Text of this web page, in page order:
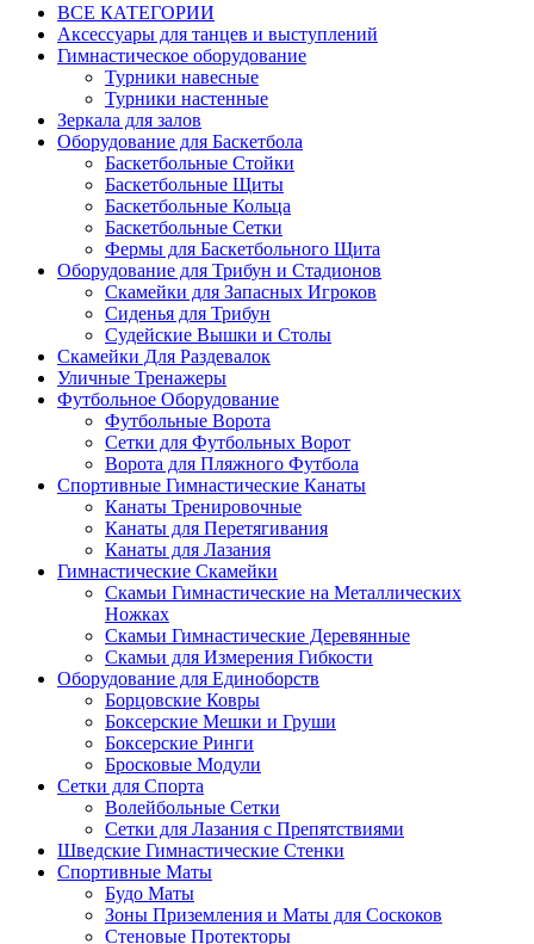
ВСЕ КАТЕГОРИИ
Аксессуары для танцев и выступлений
Гимнастическое оборудование
Турники навесные
Турники настенные
Зеркала для залов
Оборудование для Баскетбола
Баскетбольные Стойки
Баскетбольные Щиты
Баскетбольные Кольца
Баскетбольные Сетки
Фермы для Баскетбольного Щита
Оборудование для Трибун и Стадионов
Скамейки для Запасных Игроков
Сиденья для Трибун
Судейские Вышки и Столы
Скамейки Для Раздевалок
Уличные Тренажеры
Футбольное Оборудование
Футбольные Ворота
Сетки для Футбольных Ворот
Ворота для Пляжного Футбола
Спортивные Гимнастические Канаты
Канаты Тренировочные
Канаты для Перетягивания
Канаты для Лазания
Гимнастические Скамейки
Скамьи Гимнастические на Металлических
Ножках
Скамьи Гимнастические Деревянные
Скамьи для Измерения Гибкости
Оборудование для Единоборств
Борцовские Ковры
Боксерские Мешки и Груши
Боксерские Ринги
Бросковые Модули
Сетки для Спорта
Волейбольные Сетки
Сетки для Лазания с Препятствиями
Шведские Гимнастические Стенки
Спортивные Маты
Будо Маты
Зоны Приземления и Маты для Соскоков
Стеновые Протекторы